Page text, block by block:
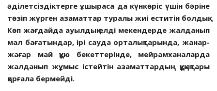
әділетсіздіктерге ұшыраса да күнкөріс үшін бәріне
төзіп жүрген азаматтар туралы жиі еститін болдық.
Көп жағдайда ауылдық елді мекендерде жалданып
мал бағатындар, ірі сауда орталықтарында, жанар-
жағар май құю бекеттерінде, мейрамханаларда
жалданып жұмыс істейтін азаматтардың құқықтары
қорғала бермейді.